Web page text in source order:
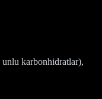
karbonhidratlar),